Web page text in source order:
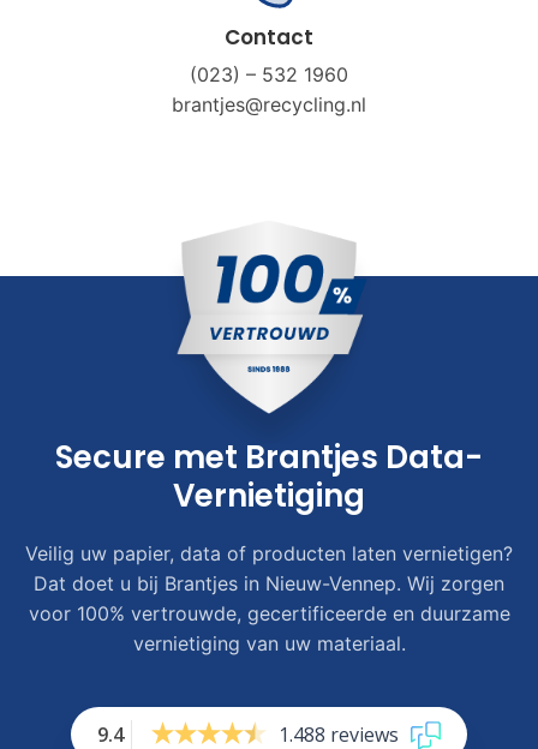
Contact
(023) – 532 1960
brantjes@recycling.nl
Secure met Brantjes Data-
Vernietiging
Veilig uw papier, data of producten laten vernietigen?
Dat doet u bij Brantjes in Nieuw-Vennep. Wij zorgen
voor 100% vertrouwde, gecertificeerde en duurzame
vernietiging van uw materiaal.
9.4 1.488 reviews